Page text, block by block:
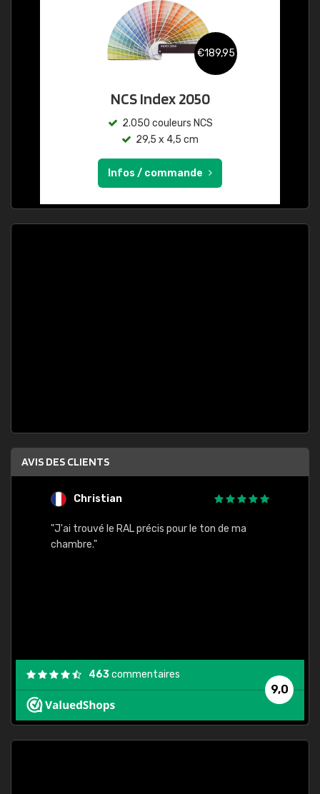
€189,95
NCS Index 2050
2.050 couleurs NCS
29,5 x 4,5 cm
Infos / commande
AVIS DES CLIENTS
Christian
"J'ai trouvé le RAL précis pour le ton de ma
chambre."
9,0
463commentaires